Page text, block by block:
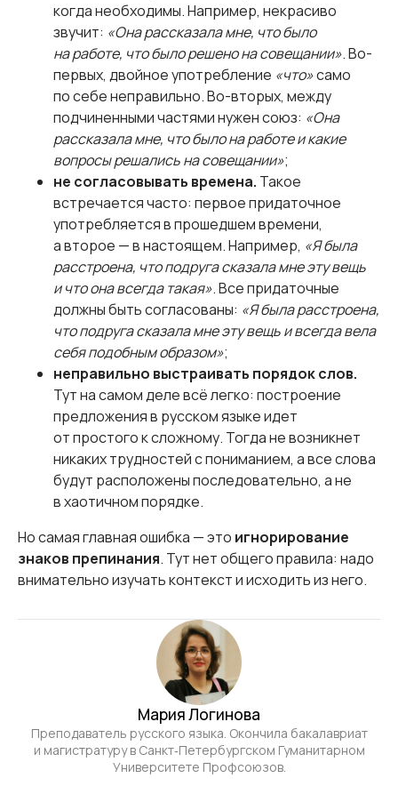
когда необходимы. Например, некрасиво
звучит: «Она рассказала мне, что было
на работе, что было решено на совещании». Во-
первых, двойное употребление «что»само
по себе неправильно. Во-вторых, между
подчиненными частями нужен союз: «Она
рассказала мне, что было на работе и какие
вопросы решались на совещании»;
не согласовывать времена. Такое
встречается часто: первое придаточное
употребляется в прошедшем времени,
а второе — в настоящем. Например, «Я была
расстроена, что подруга сказала мне эту вещь
и что она всегда такая». Все придаточные
должны быть согласованы: «Я была расстроена,
что подруга сказала мне эту вещь и всегда вела
себя подобным образом»;
неправильно выстраивать порядок слов.
Тут на самом деле всё легко: построение
предложения в русском языке идет
от простого к сложному. Тогда не возникнет
никаких трудностей с пониманием, а все слова
будут расположены последовательно, а не
в хаотичном порядке.
Но самая главная ошибка — это игнорирование
знаков препинания. Тут нет общего правила: надо
внимательно изучать контекст и исходить из него.
Мария Логинова
Преподаватель русского языка. Окончила бакалавриат
и магистратуру в Санкт‑Петербургском Гуманитарном
Университете Профсоюзов.